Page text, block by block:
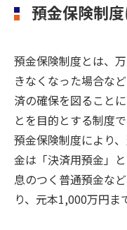
預金保険制
預金保険制度とは、
きなくなった場合な
済の確保を図ること
とを目的とする制度で
預金保険制度により
金は「決済用預金」
息のつく普通預金な
り、元本1,000万円ま